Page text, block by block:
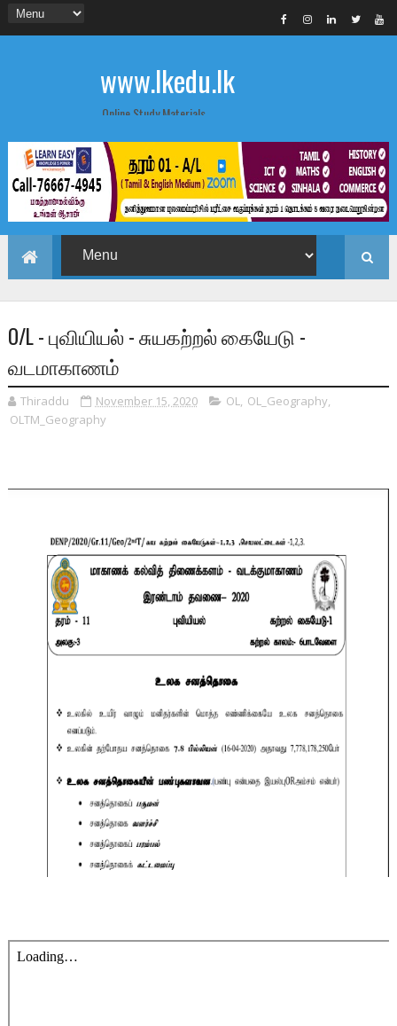
www.lkedu.lk
Online Study Materials
O/L - புவியியல் - சுயகற்றல் கையேடு -
வடமாகாணம்
Thiraddu November 15, 2020 OL, OL_Geography,
OLTM_Geography